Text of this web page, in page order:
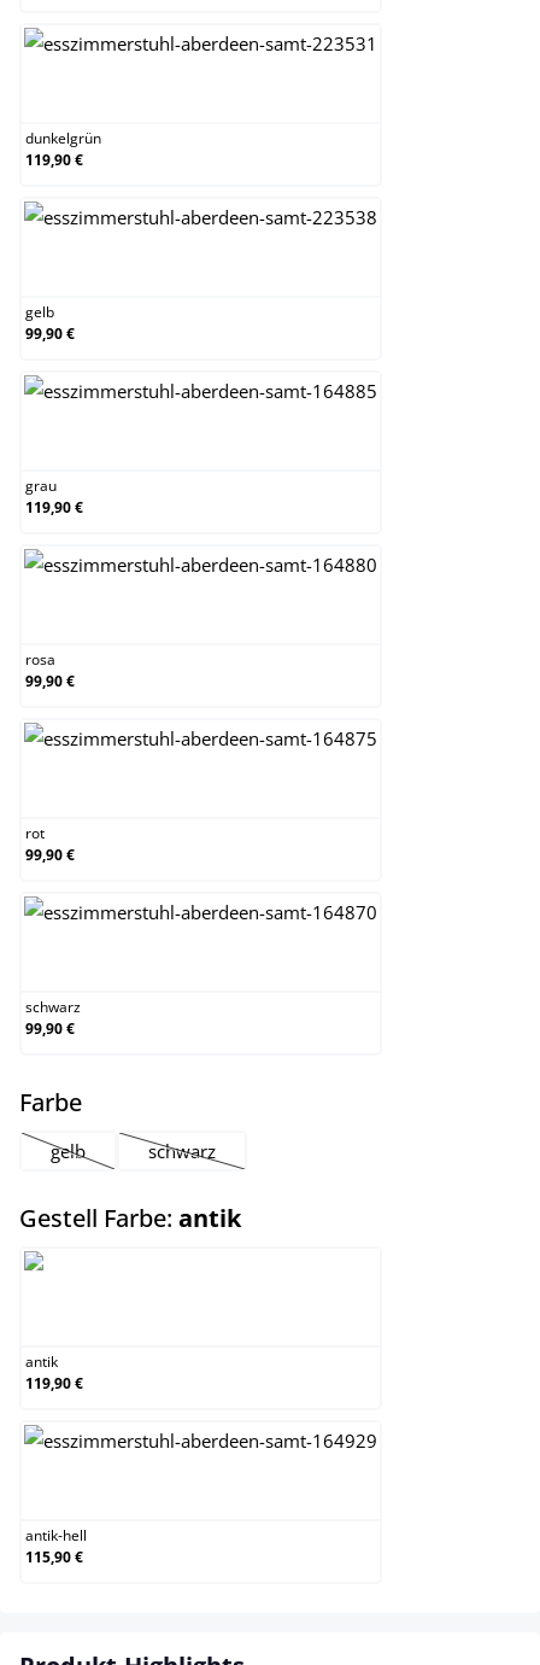
dunkelgrün
119,90 €
gelb
99,90 €
grau
119,90 €
rosa
99,90 €
rot
99,90 €
schwarz
99,90 €
Farbeauswählen
gelb
(Diese Option ist zurzeit nicht verfügbar.)
schwarz
(Diese Option ist zurzeit nicht verfügbar.)
Gestell Farbe: antikauswählen
antik
119,90 €
antik-hell
115,90 €